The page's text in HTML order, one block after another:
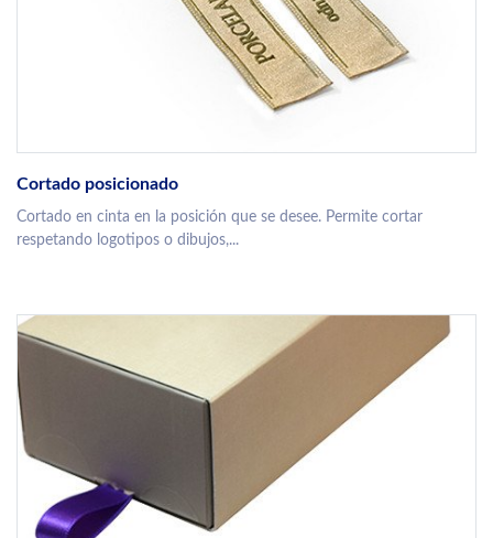
Cortado posicionado
Cortado en cinta en la posición que se desee. Permite cortar
respetando logotipos o dibujos,...